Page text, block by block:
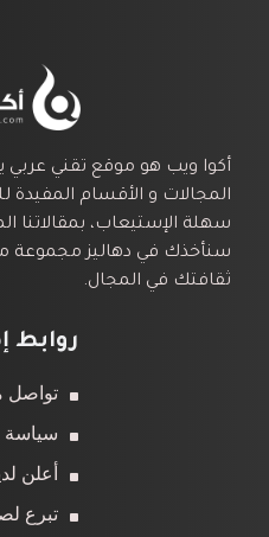
أكوا ويب هو موقع تقني
المجالات و الأقسام
سهلة الإستيعاب، بمقالاتنا
سنأخذك في دهاليز مجموعة من
ثقافتك في المجال.
روابط
تواصل
سياسة
أعلن
تبرع